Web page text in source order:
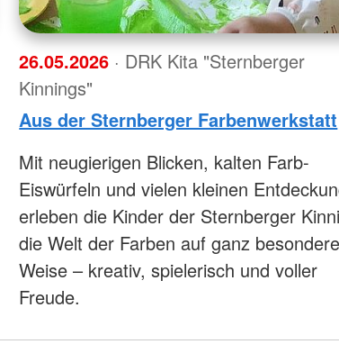
26.05.2026 · DRK Kita "Sternberger
Kinnings"
Aus der Sternberger Farbenwerkstatt
Mit neugierigen Blicken, kalten Farb-
Eiswürfeln und vielen kleinen
erleben die Kinder der Sternberger
die Welt der Farben auf ganz besondere
Weise – kreativ, spielerisch und voller
Freude.